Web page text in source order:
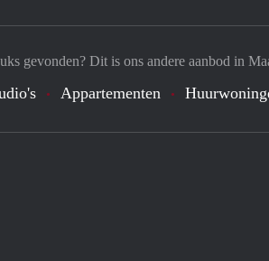
gevonden? Dit is ons andere aanbod in
Appartementen